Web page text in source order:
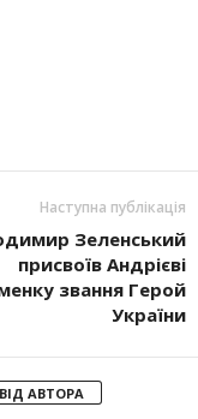
Наступна публікація
Зеленський
присвоїв Андрієві
звання Герой
України
АВТОРА